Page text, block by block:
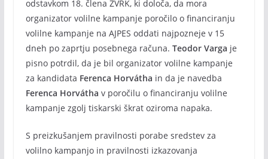
odstavkom 18. člena ZVRK, ki določa, da mora
organizator volilne kampanje poročilo o financiranju
volilne kampanje na AJPES oddati najpozneje v 15
dneh po zaprtju posebnega računa. Teodor Varga je
pisno potrdil, da je bil organizator volilne kampanje
za kandidata Ferenca Horvátha in da je navedba
Ferenca Horvátha v poročilu o financiranju volilne
kampanje zgolj tiskarski škrat oziroma napaka.
S preizkušanjem pravilnosti porabe sredstev za
volilno kampanjo in pravilnosti izkazovanja